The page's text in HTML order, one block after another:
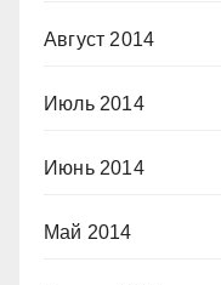
Август 2014
Июль 2014
Июнь 2014
Май 2014